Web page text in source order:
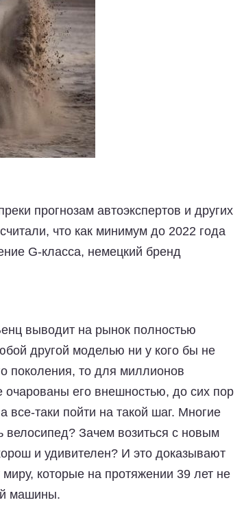
прогнозам автоэкспертов и других
что как минимум до 2022 года
G-класса, немецкий бренд
выводит на рынок полностью
другой моделью ни у кого бы не
поколения, то для миллионов
очарованы его внешностью, до сих пор
таки пойти на такой шаг. Многие
велосипед? Зачем возиться с новым
и удивителен? И это доказывают
которые на протяжении 39 лет не
машины.